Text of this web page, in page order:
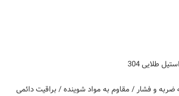
طلایی 304
ضربه و فشار / مقاوم به مواد شوینده / براقیت دائمی